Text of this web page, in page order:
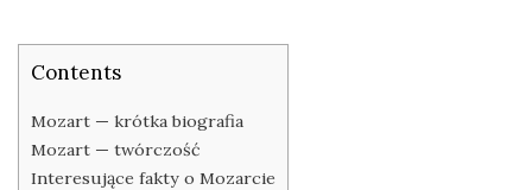
Contents
Mozart — krótka biografia
Mozart — twórczość
Interesujące fakty o Mozarcie